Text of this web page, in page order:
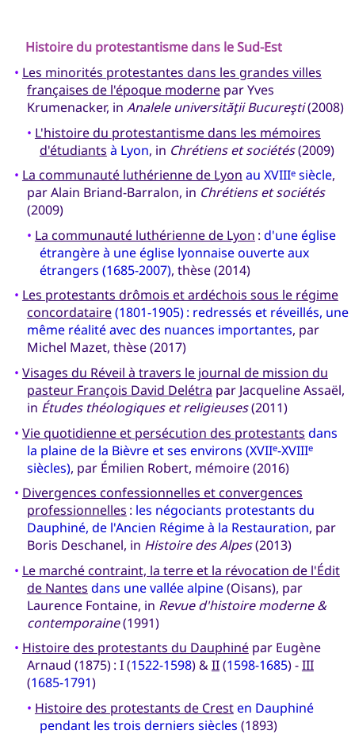
Histoire du protestantisme dans le Sud-Est
• Les minorités protestantes dans les grandes villes
françaises de l'époque modernepar Yves
Krumenacker, in Analele universităţii Bucureşti(2008)
• L'histoire du protestantisme dans les mémoires
d'étudiants à Lyon, in Chrétiens et sociétés(2009)
• La communauté luthérienne de Lyon au XVIIIesiècle,
par Alain Briand-Barralon, in Chrétiens et sociétés
(2009)
• La communauté luthérienne de Lyon : d'une église
étrangère à une église lyonnaise ouverte aux
étrangers (1685-2007), thèse (2014)
• Les protestants drômois et ardéchois sous le régime
concordataire(1801-1905) : redressés et réveillés, une
même réalité avec des nuances importantes, par
Michel Mazet, thèse (2017)
• Visages du Réveil à travers le journal de mission du
pasteur François David Delétra par Jacqueline Assaël,
in Études théologiques et religieuses(2011)
• Vie quotidienne et persécution des protestants dans
la plaine de la Bièvre et ses environs (XVIIe-XVIIIe
siècles), par Émilien Robert, mémoire (2016)
• Divergences confessionnelles et convergences
professionnelles : les négociants protestants du
Dauphiné, de l'Ancien Régime à la Restauration, par
Boris Deschanel, in Histoire des Alpes(2013)
• Le marché contraint, la terre et la révocation de l'Édit
de Nantes dans une vallée alpine(Oisans), par
Laurence Fontaine, in Revue d'histoire moderne &
contemporaine(1991)
• Histoire des protestants du Dauphinépar Eugène
Arnaud (1875) : I (1522-1598) &II(1598-1685) -III
(1685-1791)
• Histoire des protestants de Cresten Dauphiné
pendant les trois derniers siècles (1893)